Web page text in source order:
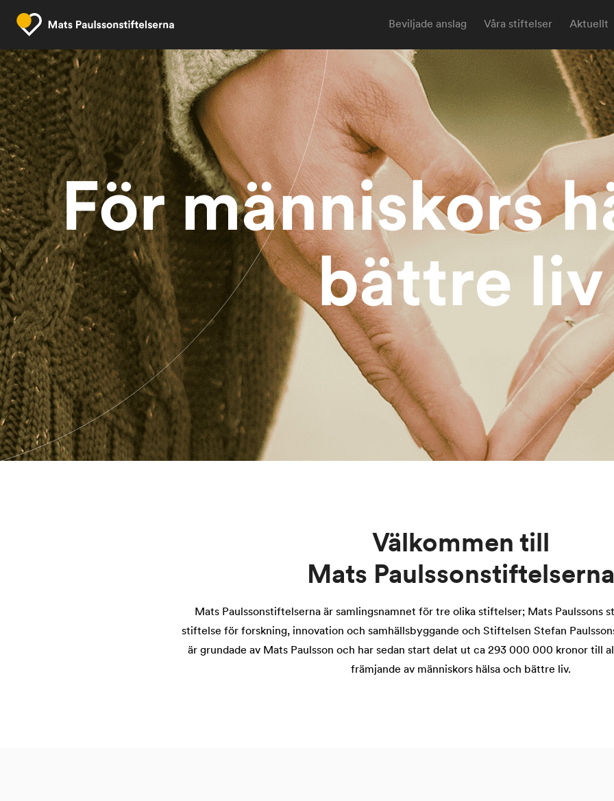
Beviljade anslag Våra stiftelser Aktuellt
För människors
bättre liv
Välkommen till
Mats Paulssonstiftelserna
Mats Paulssonstiftelserna är samlingsnamnet för tre olika stiftelser; Mats Paulssons
stiftelse för forskning, innovation och samhällsbyggande och Stiftelsen Stefan
är grundade av Mats Paulsson och har sedan start delat ut ca 293 000 000 kronor till
främjande av människors hälsa och bättre liv.